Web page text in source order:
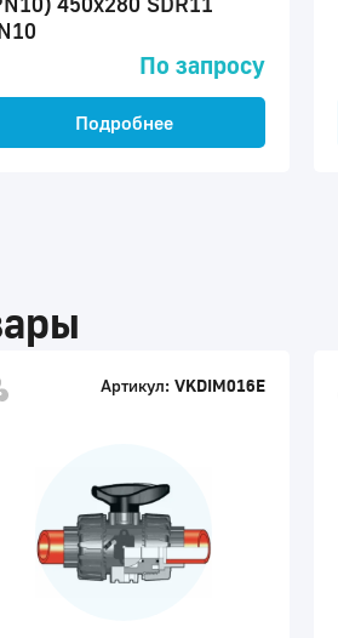
По запросу
Подробнее
Артикул: VKDIM016E